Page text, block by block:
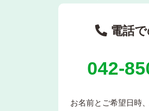
電話
042-
お名前とご希望日時